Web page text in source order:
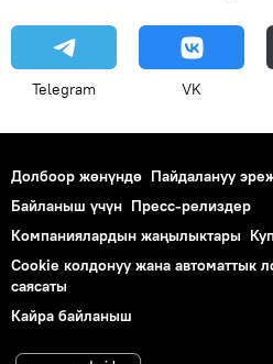
Telegram VK
Долбоор жөнүндө Пайдалануу
Байланыш үчүн Пресс-релиздер
Компаниялардын жаңылыктары
Cookie колдонуу жана автоматтык
саясаты
Кайра байланыш